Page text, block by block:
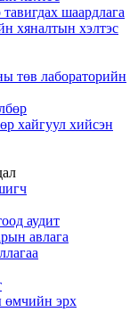
шаардлага
хяналтын хэлтэс
төв лабораторийн
хайгуул хийсэн
аудит
авлага
эрх